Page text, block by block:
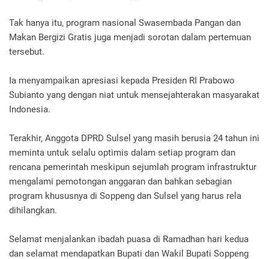
Tak hanya itu, program nasional Swasembada Pangan dan
Makan Bergizi Gratis juga menjadi sorotan dalam pertemuan
tersebut.
Ia menyampaikan apresiasi kepada Presiden RI Prabowo
Subianto yang dengan niat untuk mensejahterakan masyarakat
Indonesia.
Terakhir, Anggota DPRD Sulsel yang masih berusia 24 tahun ini
meminta untuk selalu optimis dalam setiap program dan
rencana pemerintah meskipun sejumlah program infrastruktur
mengalami pemotongan anggaran dan bahkan sebagian
program khususnya di Soppeng dan Sulsel yang harus rela
dihilangkan.
Selamat menjalankan ibadah puasa di Ramadhan hari kedua
dan selamat mendapatkan Bupati dan Wakil Bupati Soppeng